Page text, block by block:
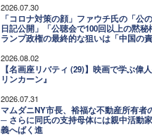
2026.07.30
「コロナ対策の顔」ファウチ氏の「公
日記公開」「公聴会で100回以上の黙
ランプ政権の最終的な狙いは「中国の
2026.08.02
【名画座リバティ (29)】映画で学ぶ偉
リンカーン』
2026.07.31
マムダニNY市長、裕福な不動産所有者
─ さらに同氏の支持母体には親中活動
義へばく進